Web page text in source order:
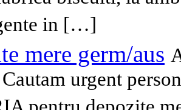
in […]
mere germ/aus
urgent